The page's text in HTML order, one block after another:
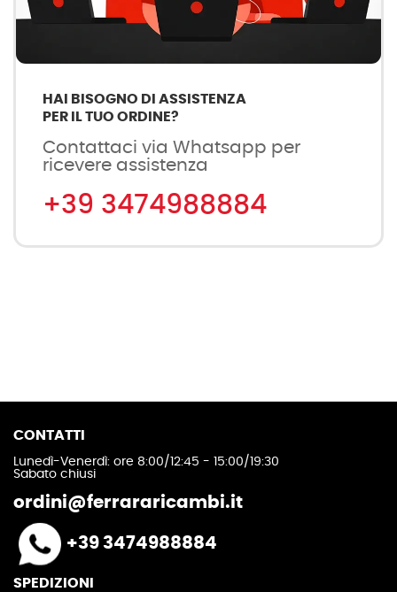
HAI BISOGNO DI ASSISTENZA
PER IL TUO ORDINE?
Contattaci via Whatsapp per
ricevere assistenza
+39 3474988884
CONTATTI
Lunedì-Venerdì: ore 8:00/12:45 - 15:00/19:30
Sabato chiusi
ordini@ferrararicambi.it
+39 3474988884
SPEDIZIONI